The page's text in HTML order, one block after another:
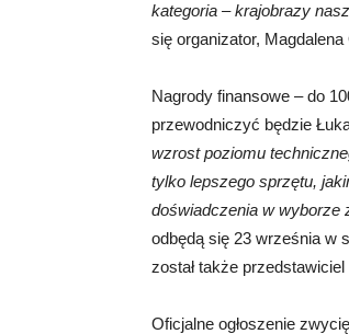
kategoria – krajobrazy
się organizator,
Nagrody finansowe – do
przewodniczyć będzie
wzrost poziomu
tylko lepszego sprzętu,
doświadczenia w wyborze
odbędą się 23 września w
został także
Oficjalne ogłoszenie